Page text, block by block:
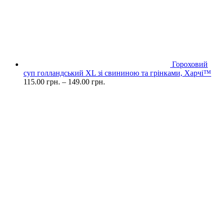
Гороховий
суп голландський XL зі свининою та грінками, Харчі™
115.00 грн. – 149.00 грн.